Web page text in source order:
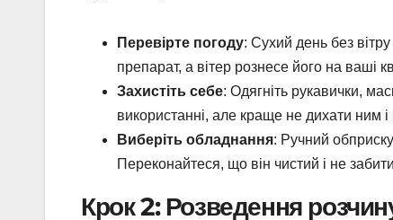
Перевірте погоду: Сухий день без
препарат, а вітер рознесе його на ваші
Захистіть себе: Одягніть рукавички,
використанні, але краще не дихати ним і
Виберіть обладнання: Ручний
Переконайтеся, що він чистий і не
Крок 2: Розведення